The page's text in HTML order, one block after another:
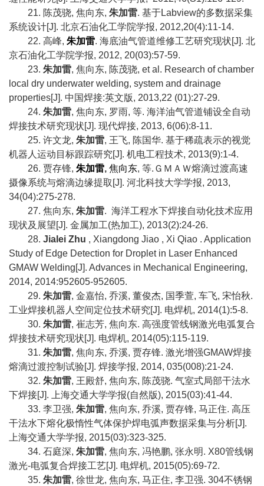
21. 陈茂骁, 焦向东, 朱加雷. 基于Labview的多数据采集
系统设计[J]. 北京石油化工学院学报, 2012,20(4):11-14.
22. 高峰, 朱加雷. 海底油气管道维修工艺研究现状[J]. 北
京石油化工学院学报, 2012, 20(03):57-59.
23. 朱加雷, 焦向东, 陈茂骁, et al. Research of chamber
local dry underwater welding, system and drainage
properties[J]. 中国焊接:英文版, 2013,22 (01):27-29.
24. 朱加雷, 焦向东, 罗雨, 等. 海洋油气管道铺设全自动
焊接技术研究现状[J]. 现代焊接, 2013, 6(06):8-11.
25. 许文龙, 朱加雷, 王飞, 陈国华. 基于稀疏表示的视觉
机器人运动目标跟踪研究[J]. 机电工程技术, 2013(9):1-4.
26. 贾存锋, 朱加雷, 焦向东, 等. ＧＭＡＷ熔滴过渡高速
摄像系统与熔滴边缘提取 [J]. 河北科技大学学报, 2013,
34(04):275-278.
27. 焦向东, 朱加雷. 海洋工程水下焊接自动化技术应用
现状及展望[J]. 金属加工(热加工), 2013(2):24-26.
28. Jialei Zhu , Xiangdong Jiao , Xi Qiao . Application
Study of Edge Detection for Droplet in Laser Enhanced
GMAW Welding[J]. Advances in Mechanical Engineering,
2014, 2014:952605-952605.
29. 朱加雷, 金嘉怡, 乔溪, 董俊杰, 国季萱, 车飞, 宋怡秋.
工业焊接机器人空间定位技术研究[J]. 电焊机, 2014(1):5-8.
30. 朱加雷, 崔志芳, 焦向东. 高强度管线钢激光电弧复合
焊接技术研究现状[J]. 电焊机, 2014(05):115-119.
31. 朱加雷, 焦向东, 乔溪, 贾存锋. 激光增强GMAW焊接
熔滴过渡控制试验[J]. 焊接学报, 2014, 035(008):21-24.
32. 朱加雷, 王殿舒, 焦向东, 陈茂骁. 气室式局部干法水
下焊接[J]. 上海交通大学学报(自然版), 2015(03):41-44.
33. 李卫强, 朱加雷, 焦向东, 乔溪, 贾存锋, 马正住. 高压
干法水下熔化极惰性气体保护焊电弧声数据采集与分析[J].
上海交通大学学报, 2015(03):323-325.
34. 石庭深, 朱加雷, 焦向东, 冯艳鹏, 张永明. X80管线钢
激光-电弧复合焊接工艺[J]. 电焊机, 2015(05):69-72.
35. 朱加雷, 徐世龙, 焦向东, 马正住, 李卫强. 304不锈钢